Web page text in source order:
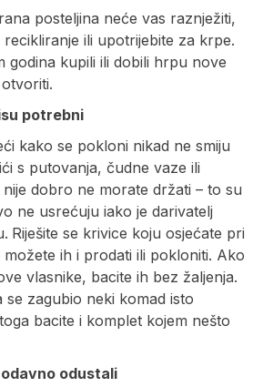
posteljina neće vas raznježiti,
ili upotrijebite za krpe.
godina kupili ili dobili hrpu nove
potrebni
kako se pokloni nikad ne smiju
s putovanja, čudne vaze ili
dobro ne morate držati – to su
ne usrećuju iako je darivatelj
Riješite se krivice koju osjećate pri
ih i prodati ili pokloniti. Ako
vlasnike, bacite ih bez žaljenja.
se zagubio neki komad isto
bacite i komplet kojem nešto
odustali